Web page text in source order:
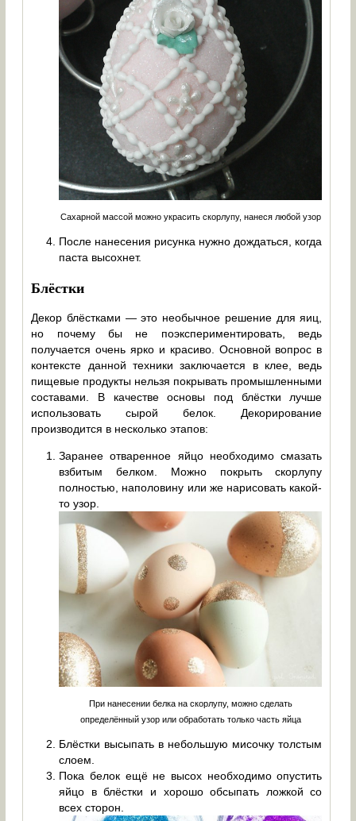
Сахарной массой можно украсить скорлупу, нанеся любой узор
После нанесения рисунка нужно дождаться, когда
паста высохнет.
Блёстки
Декор блёстками — это необычное решение для яиц,
но почему бы не поэкспериментировать, ведь
получается очень ярко и красиво. Основной вопрос в
контексте данной техники заключается в клее, ведь
пищевые продукты нельзя покрывать промышленными
составами. В качестве основы под блёстки лучше
использовать сырой белок. Декорирование
производится в несколько этапов:
Заранее отваренное яйцо необходимо смазать
взбитым белком. Можно покрыть скорлупу
полностью, наполовину или же нарисовать какой-
то узор.
При нанесении белка на скорлупу, можно сделать
определённый узор или обработать только часть яйца
Блёстки высыпать в небольшую мисочку толстым
слоем.
Пока белок ещё не высох необходимо опустить
яйцо в блёстки и хорошо обсыпать ложкой со
всех сторон.